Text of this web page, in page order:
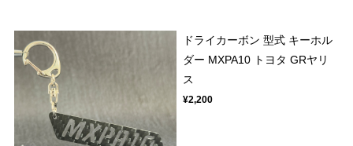
ドライカーボン 型式 キーホル
ダー MXPA10 トヨタ GRヤリ
ス
¥2,200